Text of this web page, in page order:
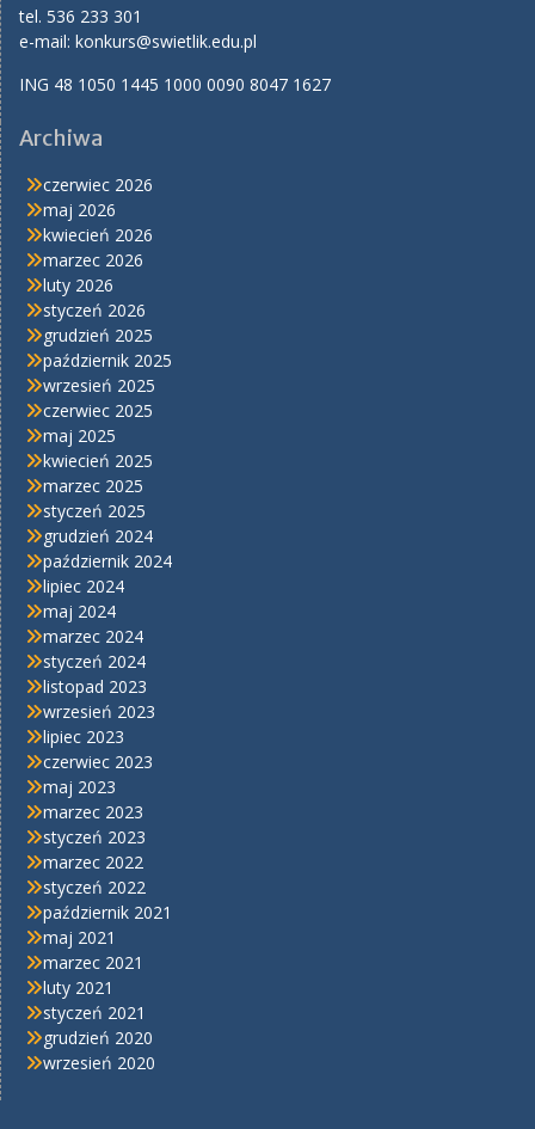
tel. 536 233 301
e-mail: konkurs@swietlik.edu.pl
ING 48 1050 1445 1000 0090 8047 1627
Archiwa
czerwiec 2026
maj 2026
kwiecień 2026
marzec 2026
luty 2026
styczeń 2026
grudzień 2025
październik 2025
wrzesień 2025
czerwiec 2025
maj 2025
kwiecień 2025
marzec 2025
styczeń 2025
grudzień 2024
październik 2024
lipiec 2024
maj 2024
marzec 2024
styczeń 2024
listopad 2023
wrzesień 2023
lipiec 2023
czerwiec 2023
maj 2023
marzec 2023
styczeń 2023
marzec 2022
styczeń 2022
październik 2021
maj 2021
marzec 2021
luty 2021
styczeń 2021
grudzień 2020
wrzesień 2020